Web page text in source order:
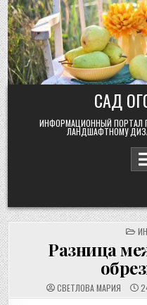
Skip
to
content
САД
ИНФОРМАЦИОННЫЙ ПОРТАЛ
ЛАНДШАФТНОМУ
IN
Разница
СВЕТЛОВА МАРИЯ